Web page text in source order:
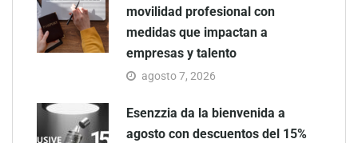
movilidad profesional con
medidas que impactan a
empresas y talento
agosto 7, 2026
Esenzzia da la bienvenida a
agosto con descuentos del 15%